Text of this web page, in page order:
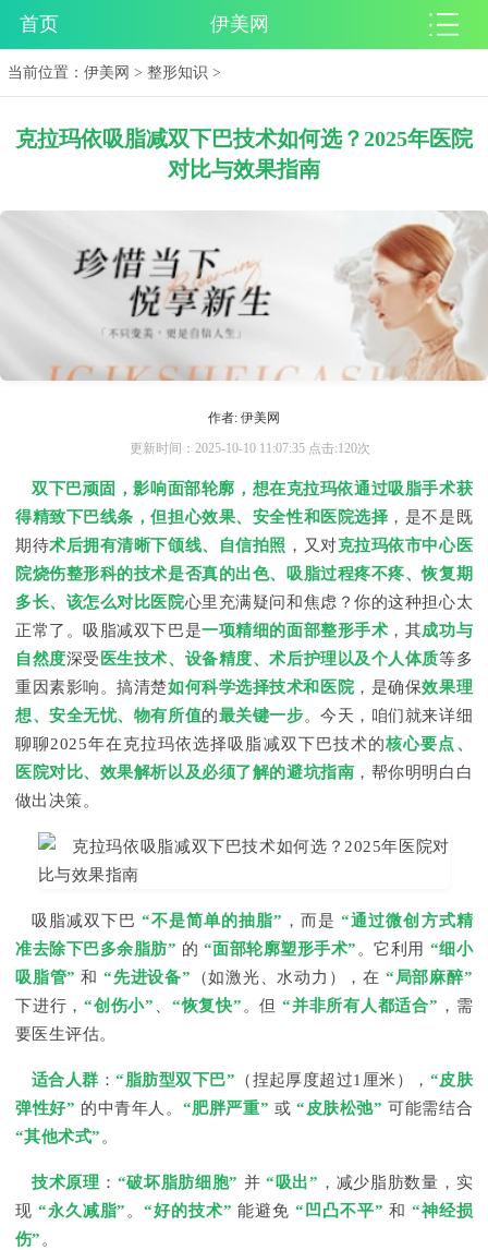
首页 伊美网
当前位置：伊美网 >整形知识 >
克拉玛依吸脂减双下巴技术如何选？2025年医院
对比与效果指南
作者: 伊美网
更新时间：2025-10-10 11:07:35 点击:120次
双下巴顽固，影响面部轮廓，想在克拉玛依通过吸脂手术获
得精致下巴线条，但担心效果、安全性和医院选择 ，是不是既
期待术后拥有清晰下颌线、自信拍照 ，又对克拉玛依市中心医
院烧伤整形科的技术是否真的出色、吸脂过程疼不疼、恢复期
多长、该怎么对比医院心里充满疑问和焦虑？你的这种担心太
正常了。吸脂减双下巴是一项精细的面部整形手术 ，其成功与
自然度深受 医生技术、设备精度、术后护理以及个人体质等多
重因素影响。搞清楚如何科学选择技术和医院，是确保效果理
想、安全无忧、物有所值的最关键一步。今天，咱们就来详细
聊聊2025年在克拉玛依选择吸脂减双下巴技术的核心要点、
医院对比、效果解析以及必须了解的避坑指南 ，帮你明明白白
做出决策。
吸脂减双下巴“不是简单的抽脂” ，而是“通过微创方式精
准去除下巴多余脂肪” 的 “面部轮廓塑形手术”。它利用 “细小
吸脂管” 和“先进设备” （如激光、水动力），在 “局部麻醉”
下进行，“创伤小” 、 “恢复快”。但 “并非所有人都适合” ，需
要医生评估。
适合人群 ：“脂肪型双下巴” （捏起厚度超过1厘米）， “皮肤
弹性好” 的中青年人。 “肥胖严重” 或 “皮肤松弛” 可能需结合
“其他术式”。
技术原理 ： “破坏脂肪细胞” 并“吸出” ，减少脂肪数量，实
现 “永久减脂”。“好的技术” 能避免 “凹凸不平” 和 “神经损
伤”。